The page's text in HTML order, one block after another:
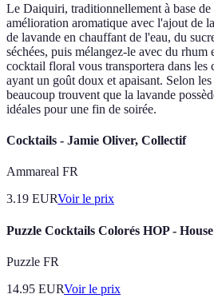
Le Daiquiri, traditionnellement à base
amélioration aromatique avec l'ajout de
de lavande en chauffant de l'eau, du
séchées, puis mélangez-le avec du
cocktail floral vous transportera dans les
ayant un goût doux et apaisant. Selon
beaucoup trouvent que la lavande
idéales pour une fin de soirée.
Cocktails - Jamie Oliver, Collectif
Ammareal FR
3.19 EURVoir le prix
Puzzle Cocktails Colorés HOP -
Puzzle FR
14.95 EURVoir le prix